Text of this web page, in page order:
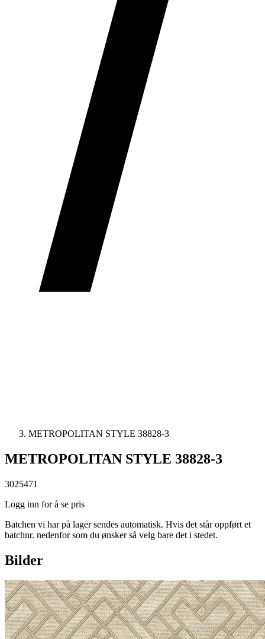
METROPOLITAN STYLE 38828-3
METROPOLITAN STYLE 38828-3
3025471
Logg inn for å se pris
Batchen vi har på lager sendes automatisk. Hvis det står oppført et
batchnr. nedenfor som du ønsker så velg bare det i stedet.
Bilder